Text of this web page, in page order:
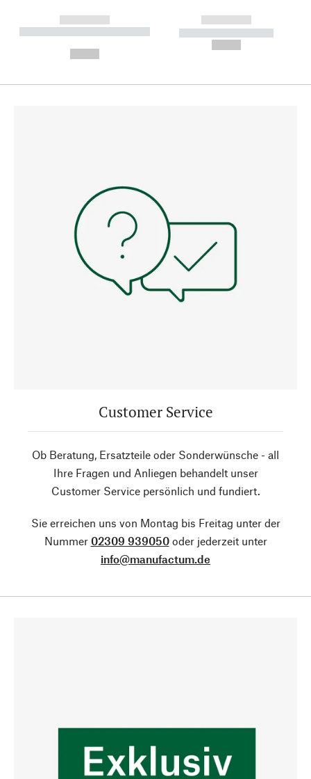
------------
----------- ----------- --------
------------
----------- -----------
Customer Service
Ob Beratung, Ersatzteile oder Sonderwünsche - all
Ihre Fragen und Anliegen behandelt unser
Customer Service persönlich und fundiert.
Sie erreichen uns von Montag bis Freitag unter der
Nummer 02309 939050oder jederzeit unter
info@manufactum.de